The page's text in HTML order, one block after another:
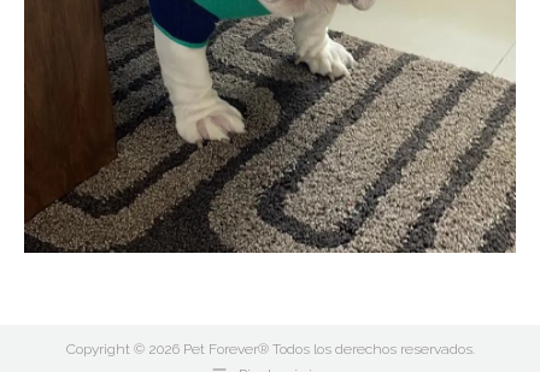
Copyright © 2026 Pet Forever® Todos los derechos reservados.